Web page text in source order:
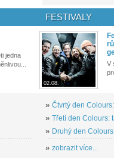
jedna
FESTIVALY
02.08.
V
» Čtvrtý den
» Třetí den Colours:
» Druhý den
» zobrazit více...